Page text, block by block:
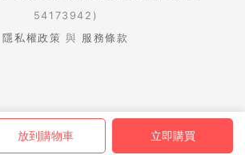
放到購物車 立即購買
54173942)
隱私權政策 與 服務條款